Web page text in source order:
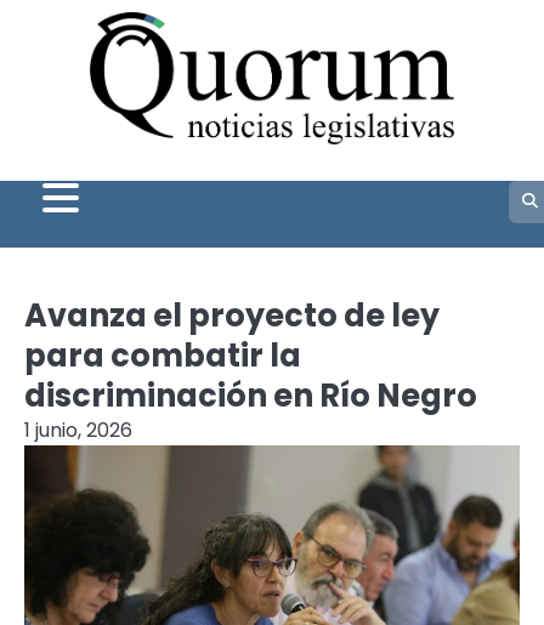
Avanza el proyecto de ley
para combatir la
discriminación en Río Negro
1 junio, 2026